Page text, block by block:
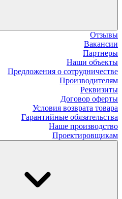
Отзывы
Вакансии
Партнеры
Наши объекты
Предложения о сотрудничестве
Производителям
Реквизиты
Договор оферты
Условия возврата товара
Гарантийные обязательства
Наше производство
Проектировщикам